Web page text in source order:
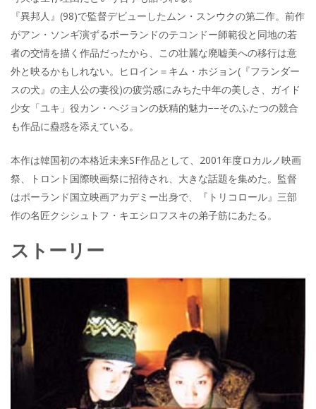
『異邦人』(98)で監督デビューしたムン・スンウクの第二作。前作
がアン・ソンギ演ずるポーランドのテコンドー師範役と同地の若
者の交情を描く作品だったから、この壮麗な廃嘘美への移行は意
外と映るかもしれない。ヒロイン＝キム・ホジョン(『フランダー
スの犬』の主人公の妻役)の疲労感にみちた中年の美しさ、ガイド
少女「ユキ」役カン・ヘジョンの妖精的魅力−−そのふたつの競合
も作品に蠱惑を添えている。
本作は韓国初の本格近未来SF作品として、2001年度ロカルノ映画
祭、トロント国際映画祭に招待され、大きな話題を集めた。監督
はポーランド国立映画アカデミー出身で、『トリコロール』三部
作の名匠クシシュトフ・キエシロフスキの弟子筋にあたる。
ストーリー